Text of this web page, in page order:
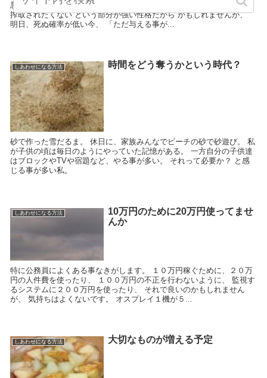
悪 と考えるようになりました。 私自身が時間を無駄にしたくない、
搾取されたくない という部分が強い性格だから かもしれませんが、
明日、死ぬ確率が低い今、 「ただ与える事が...
しあわせになる方法 時間をどう奪うかという時代？
砂で作った雪だるま。 休日に、家族みんなでビーチの砂で砂遊び。 私
が子供の頃は毎日のようにやっていた記憶がある。 一方自分の子供達
はブロックやTVや宿題など、やる事が多い。 それって必要か？ と感
じる事が多い私。
しあわせになる方法
10万円のために20万円使ってませ
んか
特に公務員によくある事なきがします。 １０万円稼ぐために、２０万
円の人件費を使ったり、 １００万円の不正を行わないように、 監視す
るシステムに２００万円を使ったり、 それで良いのかもしれません
が、 気持ちはよくないです。 オスプレイ１機が５...
しあわせになる方法 大切なものが増える予定